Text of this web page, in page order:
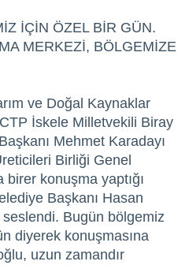
İÇİN ÖZEL BİR GÜN.
MERKEZİ, BÖLGEMİZE
ve Doğal Kaynaklar
İskele Milletvekili Biray
Mehmet Karadayı
Birliği Genel
birer konuşma yaptığı
Başkanı Hasan
Bugün bölgemiz
diyerek konuşmasına
uzun zamandır